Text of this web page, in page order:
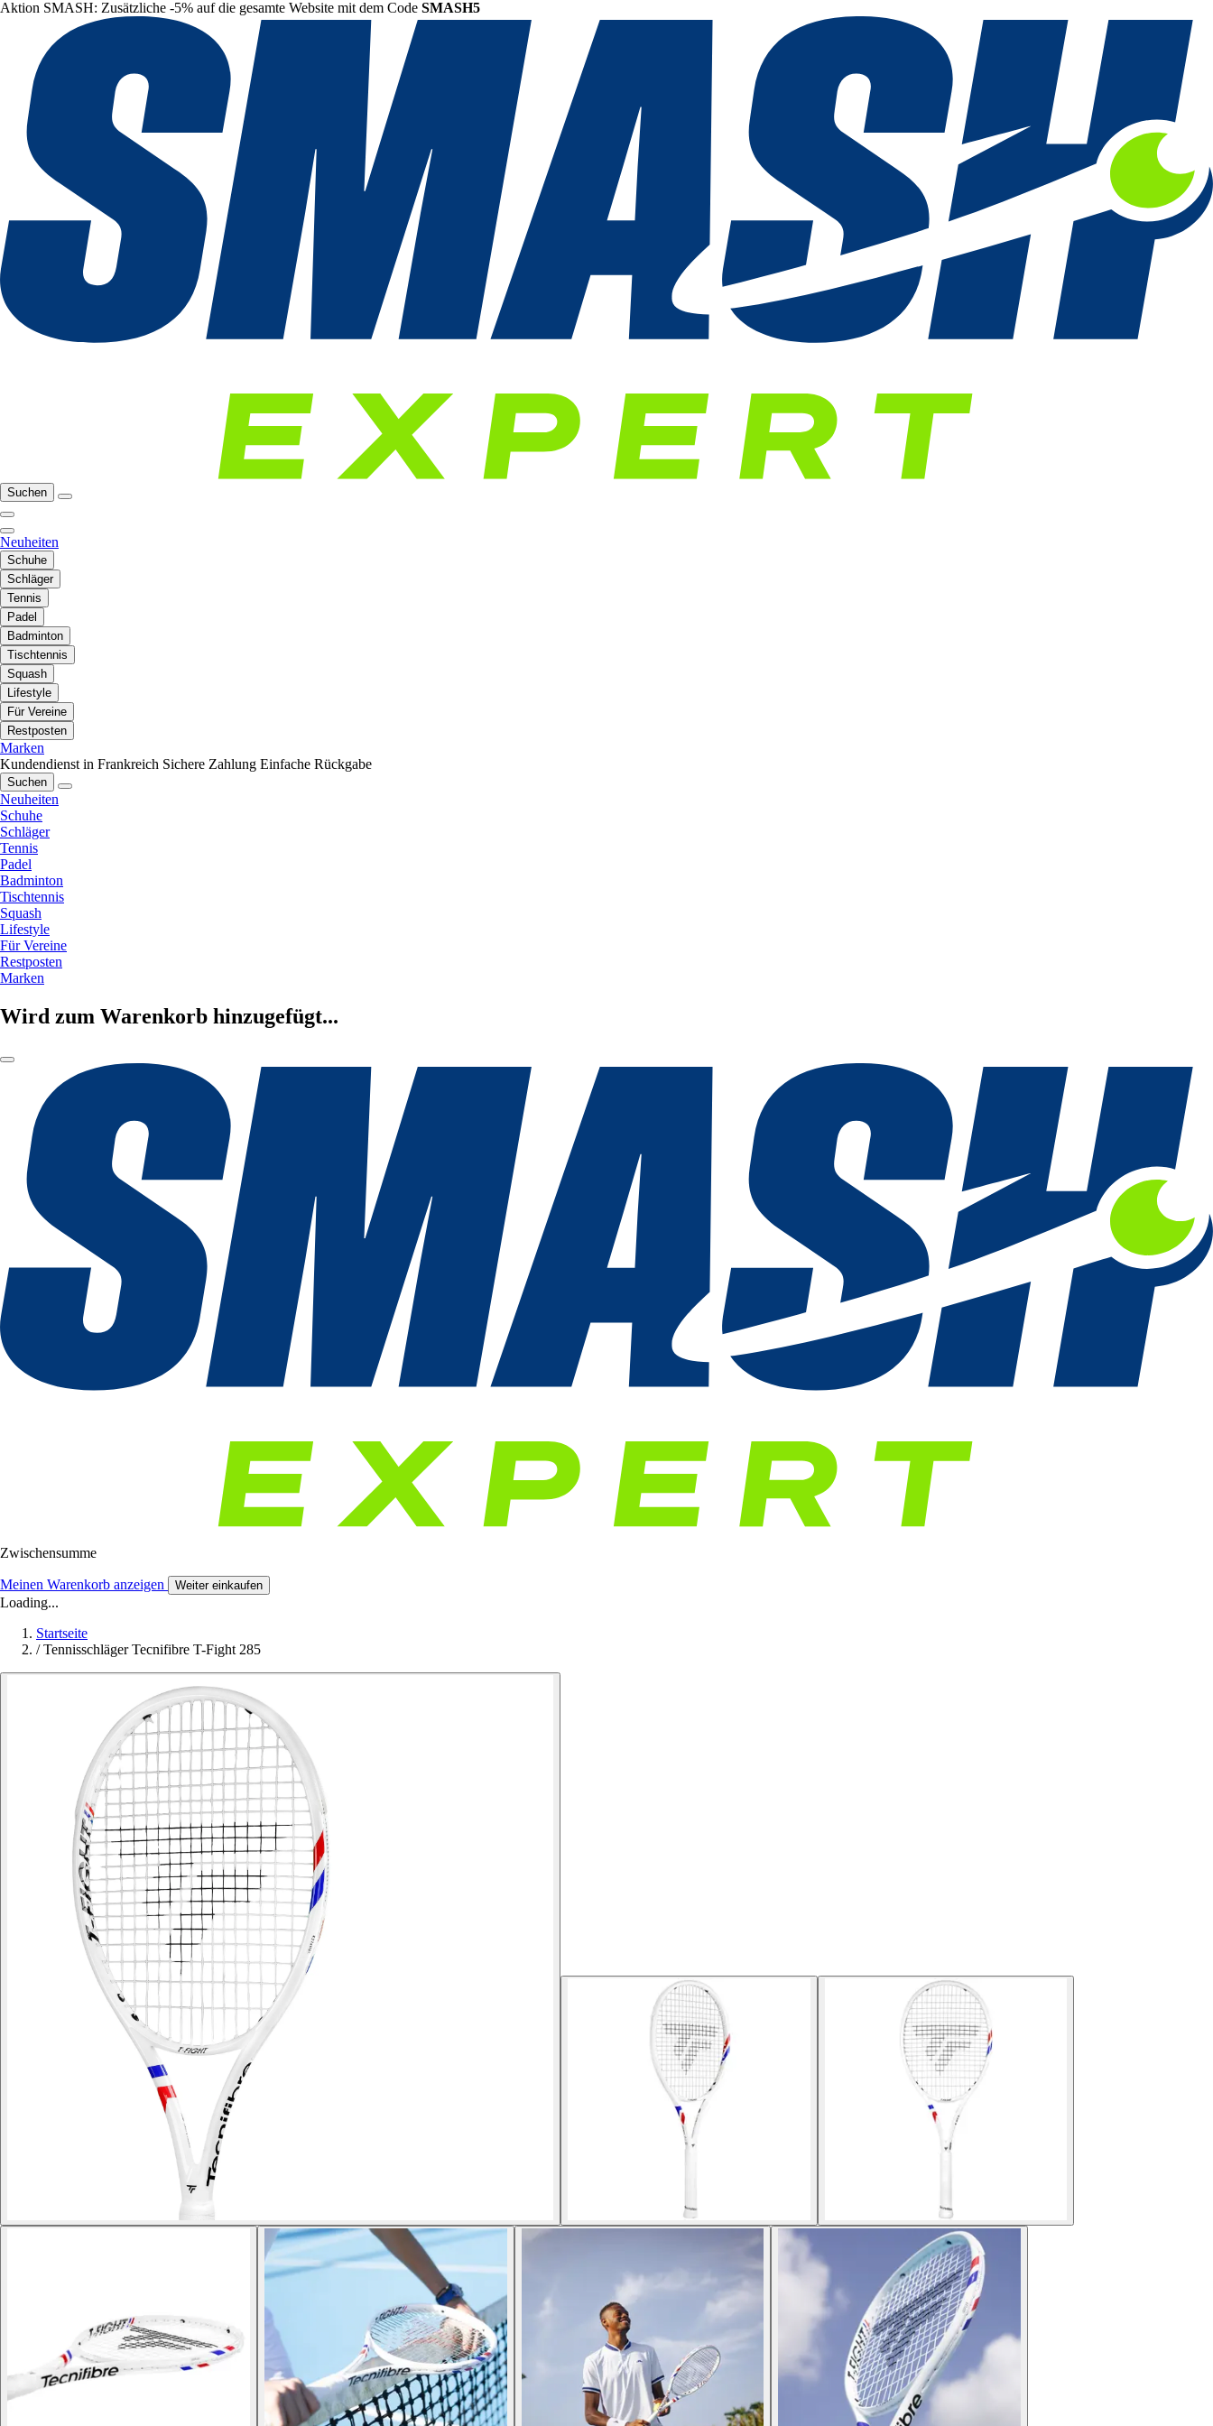
Aktion SMASH: Zusätzliche -5% auf die gesamte Website mit dem Code SMASH5
Suchen
Neuheiten
Schuhe
Schläger
Tennis
Padel
Badminton
Tischtennis
Squash
Lifestyle
Für Vereine
Restposten
Marken
Kundendienst in Frankreich Sichere Zahlung Einfache Rückgabe
Suchen
Neuheiten
Schuhe
Schläger
Tennis
Padel
Badminton
Tischtennis
Squash
Lifestyle
Für Vereine
Restposten
Marken
Wird zum Warenkorb hinzugefügt...
Zwischensumme
Meinen Warenkorb anzeigen Weiter einkaufen
Loading...
Startseite
/ Tennisschläger Tecnifibre T-Fight 285